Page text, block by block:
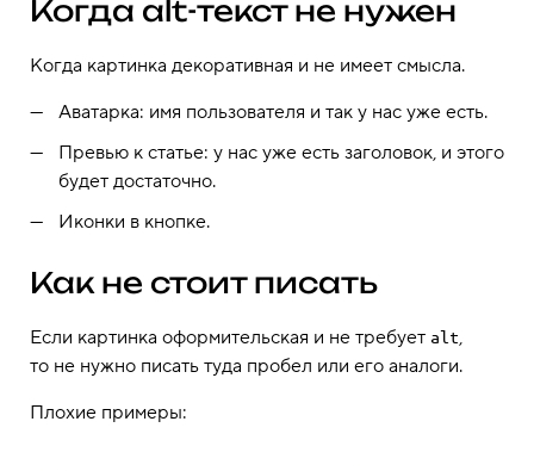
Когда alt-текст не нужен
Когда картинка декоративная и не имеет смысла.
Аватарка: имя пользователя и так у нас уже есть.
Превью к статье: у нас уже есть заголовок, и этого
будет достаточно.
Иконки в кнопке.
Как не стоит писать
Если картинка оформительская и не требует alt,
то не нужно писать туда пробел или его аналоги.
Плохие примеры: